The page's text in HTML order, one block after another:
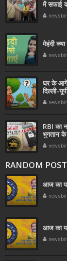
में सफाई
सहयोग
मेहंदी
घर के आगे
दिल्‍ली-
RBI का
भुगतान के
RANDOM
आज का
आज का